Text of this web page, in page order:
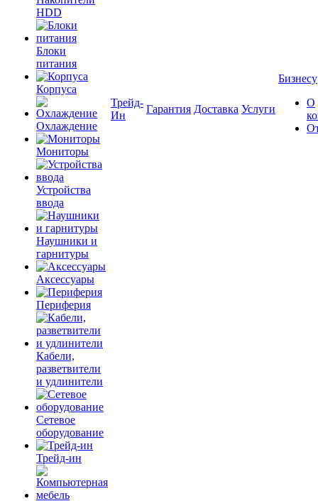
HDD
Блоки
питания
Корпуса
Охлаждение
Мониторы
Устройства
ввода
Наушники и
гарнитуры
Аксессуары
Периферия
Кабели,
разветвители
и удлинители
Сетевое
оборудование
Трейд-ин
Трейд-
Ин
Гарантия Доставка Услуги
Бизнесу
О